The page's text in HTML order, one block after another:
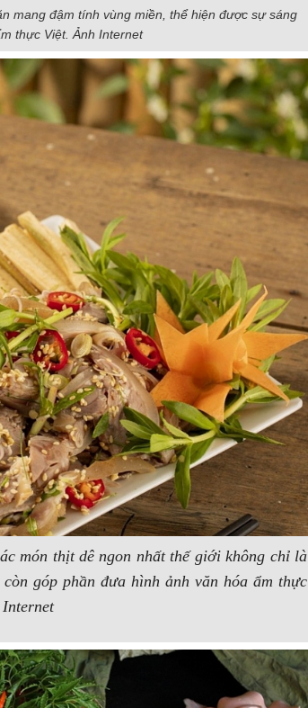
mang đậm tính vùng miền, thể hiện được sự sáng
thực Việt. Ảnh Internet
món thịt dê ngon nhất thế giớikhông chỉ là
góp phần đưa hình ảnh văn hóa ẩm thực